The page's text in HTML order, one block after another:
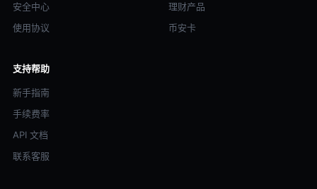
安全中心
使用协议
理财产品
币安卡
支持帮助
新手指南
手续费率
API 文档
联系客服